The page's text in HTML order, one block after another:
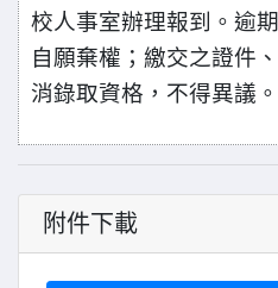
校人事室辦理報到。逾
自願棄權；繳交之證件
消錄取資格，不得異議。
附件下載